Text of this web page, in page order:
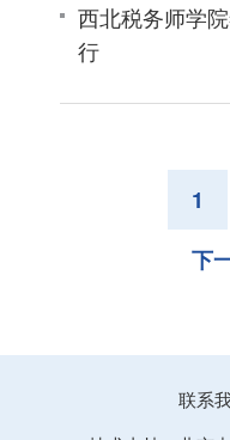
西北税务师学
行
1
下
联系